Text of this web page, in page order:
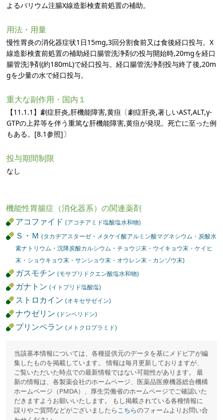
よるバリウム注腸X線造影検査前処置の補助。
用法・用量
慢性胃炎の消化器症状1日15mg,3回分割食前又は食後経口投与。X
線造影検査前処置の補助経口腸管洗浄剤の投与開始時,20mgを経口
腸管洗浄剤(約180mL)で経口投与。経口腸管洗浄剤投与終了後,20m
gを少量の水で経口投与。
重大な副作用・国内１
【11.1.1】劇症肝炎,肝機能障害,黄疸〔劇症肝炎,著しいAST,ALT,γ-
GTPの上昇等を伴う重篤な肝機能障害,黄疸が発現。死亡に至った例
もある。[8.1参照]〕
投与期間制限
なし
機能性胃腸症（消化器系）の関連薬剤
アコファイド(アコチアミド塩酸塩水和物)
Ｓ・Ｍ(タカヂアスターゼ・メタケイ酸アルミン酸マグネシウム・炭酸水
素ナトリウム・沈降炭酸カルシウム・チョウジ末・ウイキョウ末・ケイヒ
末・ショウキョウ末・サンショウ末・オウレン末・カンゾウ末)
ガスモチン(モサプリドクエン酸塩水和物)
ガナトン(イトプリド塩酸塩)
ストロカイン(オキセサゼイン)
ナウゼリン(ドンペリドン)
プリンペラン(メトクロプラミド)
当該基本情報については、各種提供元のデータを基にメドピアが編
集したものを掲載しています。 情報は毎月更新しておりますが、
ご覧いただいた時点での最新情報ではない可能性があります。 最
新の情報は、各製薬会社のホームページ、医薬品医療機器総合機構
ホームページ（PMDA）、厚生労働省のホームページでご確認いた
だきますようお願いいたします。 もし掲載されている各種情報に
誤りやご質問などがございましたらこちらのフォームよりお問い合